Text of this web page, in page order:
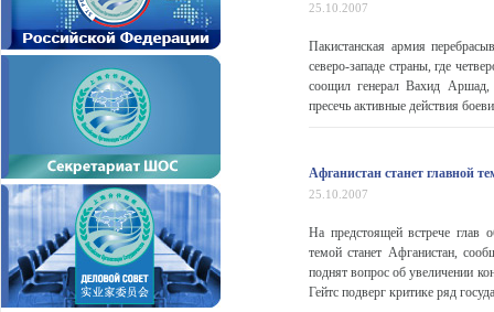
25.10.2007
Пакистанская армия
северо-западе страны, где
соощил генерал Вахид
пресечь активные действия
Афганистан станет главной
25.10.2007
На предстоящей встрече глав
темой станет Афганистан,
поднят вопрос об увеличении
Гейтс подверг критике ряд